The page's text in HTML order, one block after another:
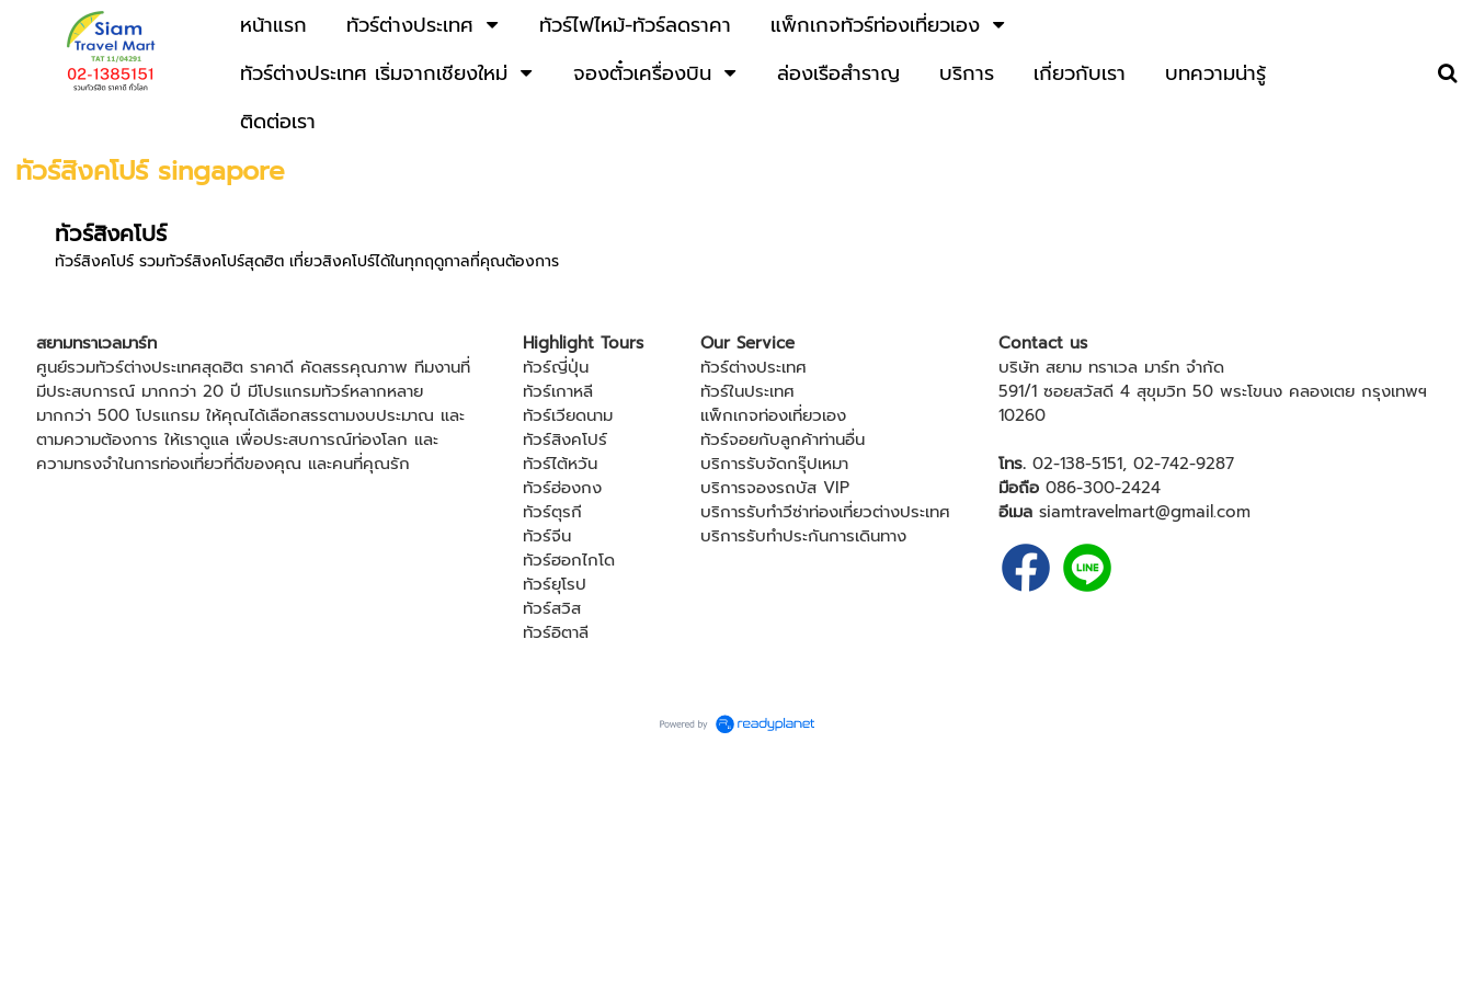
หน้าแรก ทัวร์ต่างประเทศ ทัวร์ไฟไหม้-ทัวร์ลดราคา
แพ็กเกจทัวร์ท่องเที่ยวเอง
ทัวร์ต่างประเทศ เริ่มจากเชียงใหม่
จองตั๋วเครื่องบิน ล่องเรือสำราญ บริการ เกี่ยวกับเรา
บทความน่ารู้
ติดต่อเรา
ทัวร์สิงคโปร์ singapore
ทัวร์สิงคโปร์
ทัวร์สิงคโปร์ รวมทัวร์สิงคโปร์สุดฮิต เที่ยวสิงคโปร์ได้ในทุกฤดูกาลที่คุณต้องการ
สยามทราเวลมาร์ท
ศูนย์รวมทัวร์ต่างประเทศสุดฮิต ราคาดี คัดสรรคุณภาพ ทีมงานที่
มีประสบการณ์ มากกว่า 20 ปี มีโปรแกรมทัวร์หลากหลาย
มากกว่า 500 โปรแกรม ให้คุณได้เลือกสรรตามงบประมาณ และ
ตามความต้องการ ให้เราดูแล เพื่อประสบการณ์ท่องโลก และ
ความทรงจำในการท่องเที่ยวที่ดีของคุณ และคนที่คุณรัก
Highlight Tours
ทัวร์ญี่ปุ่น
ทัวร์เกาหลี
ทัวร์เวียดนาม
ทัวร์สิงคโปร์
ทัวร์ไต้หวัน
ทัวร์ฮ่องกง
ทัวร์ตุรกี
ทัวร์จีน
ทัวร์ฮอกไกโด
ทัวร์ยุโรป
ทัวร์สวิส
ทัวร์อิตาลี
Our Service
ทัวร์ต่างประเทศ
ทัวร์ในประเทศ
แพ็กเกจท่องเที่ยวเอง
ทัวร์จอยกับลูกค้าท่านอื่น
บริการรับจัดกรุ๊ปเหมา
บริการจองรถบัส VIP
บริการรับทำวีซ่าท่องเที่ยวต่างประเทศ
บริการรับทำประกันการเดินทาง
Contact us
บริษัท สยาม ทราเวล มาร์ท จำกัด
591/1 ซอยสวัสดี 4 สุขุมวิท 50 พระโขนง คลองเตย กรุงเทพฯ
10260
โทร. 02-138-5151, 02-742-9287
มือถือ 086-300-2424
อีเมล siamtravelmart@gmail.com